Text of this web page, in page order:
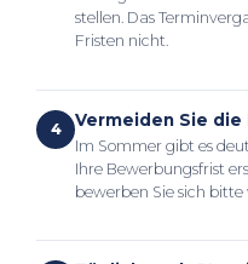
stellen. Das
Fristen nicht.
4 Vermeiden Sie die
Im Sommer gibt es
Ihre Bewerbungsfrist
bewerben Sie sich bitte